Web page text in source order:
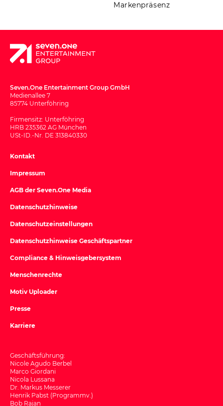
Markenpräsenz
Seven.One Entertainment Group GmbH
Medienallee 7
85774 Unterföhring
Firmensitz: Unterföhring
HRB 235362 AG München
USt-ID.-Nr. DE 313840330
Kontakt
Impressum
AGB der Seven.One Media
Datenschutzhinweise
Datenschutzeinstellungen
Datenschutzhinweise Geschäftspartner
Compliance & Hinweisgebersystem
Menschenrechte
Motiv Uploader
Presse
Karriere
Geschäftsführung:
Nicole Agudo Berbel
Marco Giordani
Nicola Lussana
Dr. Markus Messerer
Henrik Pabst (Programmv.)
Bob Rajan